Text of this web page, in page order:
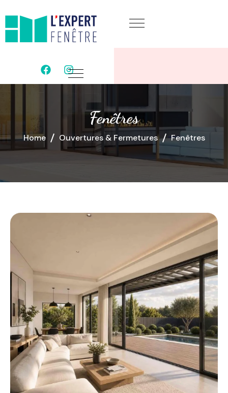
Fenêtres
Home Ouvertures & Fermetures Fenêtres